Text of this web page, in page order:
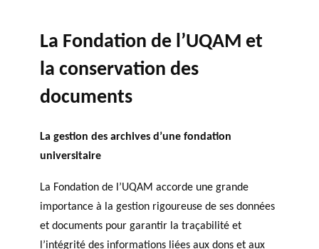
La Fondation de l’UQAM et
la conservation des
documents
La gestion des archives d’une fondation
universitaire
La Fondation de l’UQAM accorde une grande
importance à la gestion rigoureuse de ses données
et documents pour garantir la traçabilité et
l’intégrité des informations liées aux dons et aux